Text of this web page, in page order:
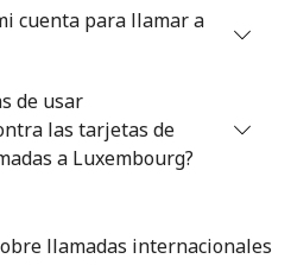
cuenta para llamar a
de usar
las tarjetas de
a Luxembourg?
llamadas internacionales